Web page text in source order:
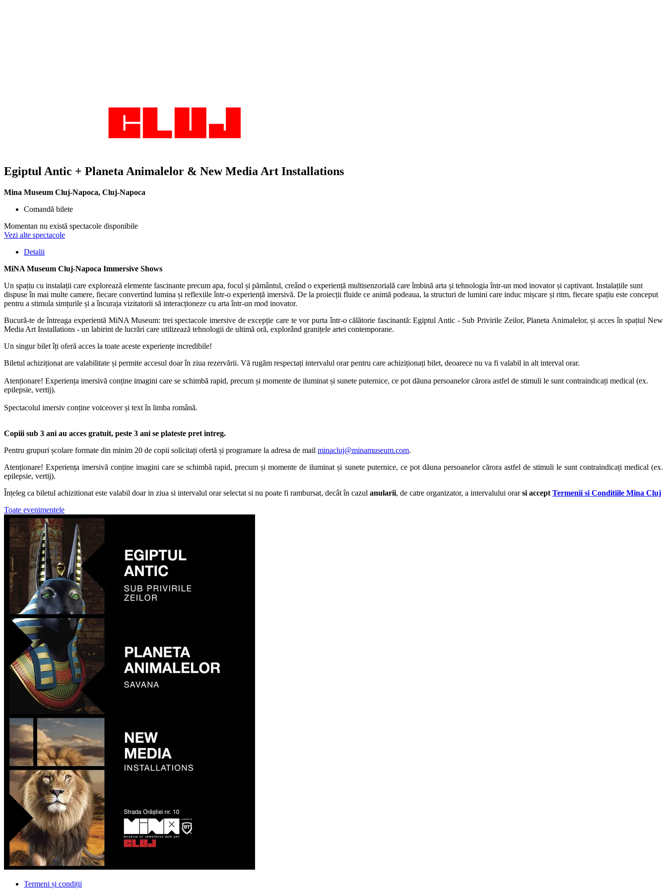
Egiptul Antic + Planeta Animalelor & New Media Art Installations
Mina Museum Cluj-Napoca, Cluj-Napoca
Comandă bilete
Momentan nu există spectacole disponibile
Vezi alte spectacole
Detalii
MiNA Museum Cluj-Napoca Immersive Shows
Un spațiu cu instalații care explorează elemente fascinante precum apa, focul și pământul, creând o experiență multisenzorială care îmbină arta și tehnologia într-un mod inovator și captivant. Instalațiile sunt
dispuse în mai multe camere, fiecare convertind lumina și reflexiile într-o experiență imersivă. De la proiecții fluide ce animă podeaua, la structuri de lumini care induc mișcare și ritm, fiecare spațiu este conceput
pentru a stimula simțurile și a încuraja vizitatorii să interacționeze cu arta într-un mod inovator.
Bucură-te de întreaga experientă MiNA Museum: trei spectacole imersive de excepție care te vor purta într-o călătorie fascinantă: Egiptul Antic - Sub Privirile Zeilor, Planeta Animalelor, și acces în spațiul New
Media Art Installations - un labirint de lucrări care utilizează tehnologii de ultimă oră, explorând granițele artei contemporane.
Un singur bilet îți oferă acces la toate aceste experiențe incredibile!
Biletul achiziționat are valabilitate și permite accesul doar în ziua rezervării. Vă rugăm respectați intervalul orar pentru care achiziționați bilet, deoarece nu va fi valabil in alt interval orar.
Atenționare! Experiența imersivă conține imagini care se schimbă rapid, precum și momente de iluminat și sunete puternice, ce pot dăuna persoanelor cărora astfel de stimuli le sunt contraindicați medical (ex.
epilepsie, vertij).
Spectacolul imersiv conține voiceover și text în limba română.
Copiii sub 3 ani au acces gratuit, peste 3 ani se plateste pret intreg.
Pentru grupuri școlare formate din minim 20 de copii solicitați ofertă și programare la adresa de mail minacluj@minamuseum.com.
Atenționare! Experiența imersivă conține imagini care se schimbă rapid, precum și momente de iluminat și sunete puternice, ce pot dăuna persoanelor cărora astfel de stimuli le sunt contraindicați medical (ex.
epilepsie, vertij).
Înțeleg ca biletul achizitionat este valabil doar in ziua si intervalul orar selectat si nu poate fi rambursat, decât în cazul anularii, de catre organizator, a intervalului orarsi accept Termenii si Conditiile Mina Cluj
Toate evenimentele
Termeni și condiții